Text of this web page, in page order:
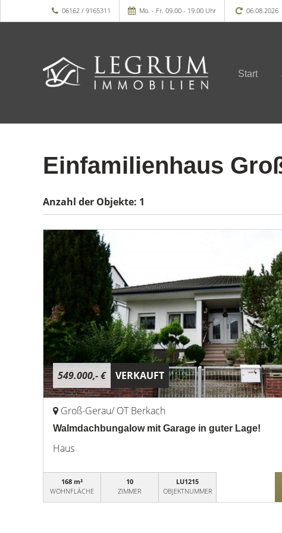
06162 / 9165311 Mo. - Fr. 09.00 - 19.00 Uhr 06.08.2026
Start
Einfamilienhaus
Anzahl der Objekte: 1
549.000,- € VERKAUFT
Groß-Gerau/ OT Berkach
Walmdachbungalow mit Garage in guter Lage!
Haus
168 m²
WOHNFLÄCHE
10
ZIMMER
LU1215
OBJEKTNUMMER